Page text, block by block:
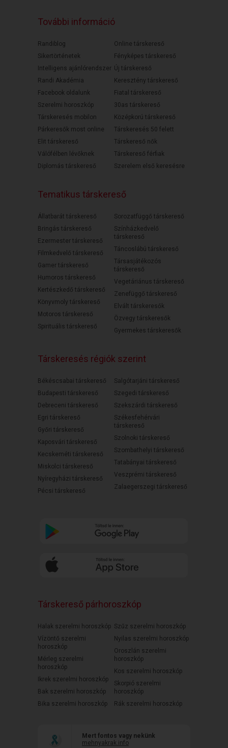
További információ
Randiblog
Sikertörténetek
Intelligens ajánlórendszer
Randi Akadémia
Facebook oldalunk
Szerelmi horoszkóp
Társkeresés mobilon
Párkeresők most online
Elit társkereső
Válófélben lévőknek
Diplomás társkereső
Online társkereső
Fényképes társkereső
Új társkereső
Keresztény társkereső
Fiatal társkereső
30as társkereső
Középkorú társkereső
Társkeresés 50 felett
Társkereső nők
Társkereső férfiak
Szerelem első keresésre
Tematikus társkereső
Állatbarát társkereső
Bringás társkereső
Ezermester társkereső
Filmkedvelő társkereső
Gamer társkereső
Humoros társkereső
Kertészkedő társkereső
Könyvmoly társkereső
Motoros társkereső
Spirituális társkereső
Sorozatfüggő társkereső
Színházkedvelő
társkereső
Táncoslábú társkereső
Társasjátékozós
társkereső
Vegetáriánus társkereső
Zenefüggő társkereső
Elvált társkeresők
Özvegy társkeresők
Gyermekes társkeresők
Társkeresés régiók szerint
Békéscsabai társkereső
Budapesti társkereső
Debreceni társkereső
Egri társkereső
Győri társkereső
Kaposvári társkereső
Kecskeméti társkereső
Miskolci társkereső
Nyíregyházi társkereső
Pécsi társkereső
Salgótarjáni társkereső
Szegedi társkereső
Szekszárdi társkereső
Székesfehérvári
társkereső
Szolnoki társkereső
Szombathelyi társkereső
Tatabányai társkereső
Veszprémi társkereső
Zalaegerszegi társkereső
Társkereső párhoroszkóp
Halak szerelmi horoszkóp
Vízöntő szerelmi
horoszkóp
Mérleg szerelmi
horoszkóp
Ikrek szerelmi horoszkóp
Bak szerelmi horoszkóp
Bika szerelmi horoszkóp
Szűz szerelmi horoszkóp
Nyilas szerelmi horoszkóp
Oroszlán szerelmi
horoszkóp
Kos szerelmi horoszkóp
Skorpió szerelmi
horoszkóp
Rák szerelmi horoszkóp
Mert fontos vagy nekünk
mehnyakrak.info